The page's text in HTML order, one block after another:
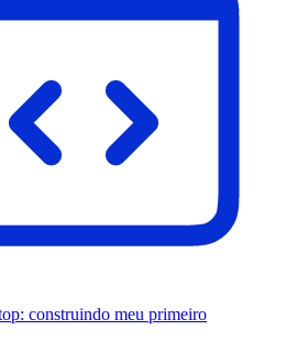
construindo meu primeiro